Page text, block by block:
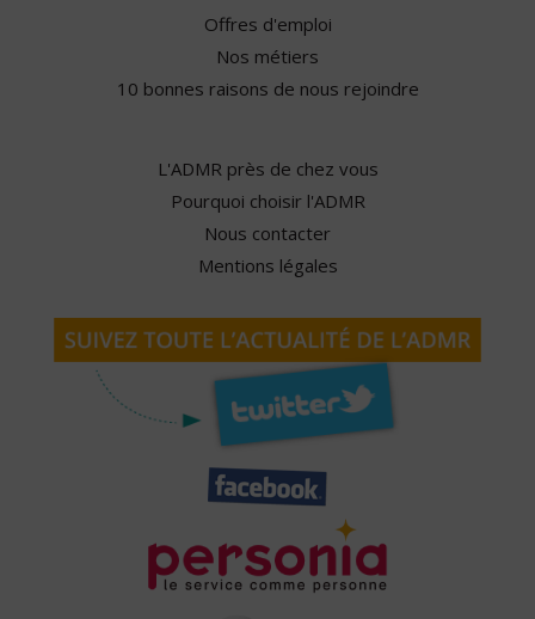
Offres d'emploi
Nos métiers
10 bonnes raisons de nous rejoindre
L'ADMR près de chez vous
Pourquoi choisir l'ADMR
Nous contacter
Mentions légales